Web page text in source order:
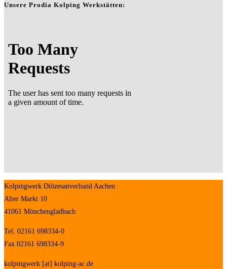
Unsere Prodia Kolping Werkstätten:
Kolpingwerk Diözesanverband Aachen
Alter Markt 10
41061 Mönchengladbach
Tel. 02161 698334-0
Fax 02161 698334-9
kolpingwerk [at] kolping-ac.de